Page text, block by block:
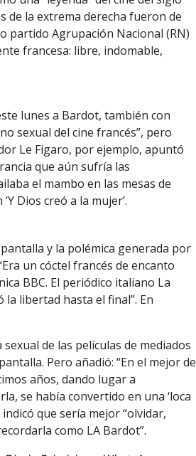
de la extrema derecha fueron de
partido Agrupación Nacional (RN)
francesa: libre, indomable,
lunes a Bardot, también con
sexual del cine francés”, pero
Le Figaro, por ejemplo, apuntó
que aún sufría las
el mambo en las mesas de
Dios creó a la mujer’.
y la polémica generada por
un cóctel francés de encanto
BBC. El periódico italiano La
la libertad hasta el final”. En
de las películas de mediados
Pero añadió: “En el mejor de
años, dando lugar a
se había convertido en una ‘loca
que sería mejor “olvidar,
como LA Bardot”.